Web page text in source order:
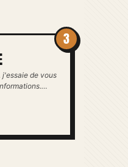
3
j'essaie de vous